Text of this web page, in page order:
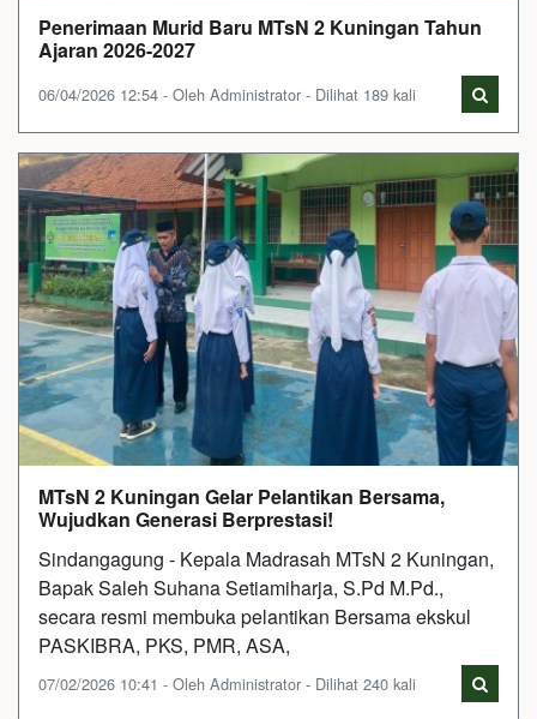
Penerimaan Murid Baru MTsN 2 Kuningan Tahun
Ajaran 2026-2027
06/04/2026 12:54 - Oleh Administrator - Dilihat 189 kali
MTsN 2 Kuningan Gelar Pelantikan Bersama,
Wujudkan Generasi Berprestasi!
Sindangagung - Kepala Madrasah MTsN 2 Kuningan,
Bapak Saleh Suhana Setiamiharja, S.Pd M.Pd.,
secara resmi membuka pelantikan Bersama ekskul
PASKIBRA, PKS, PMR, ASA,
07/02/2026 10:41 - Oleh Administrator - Dilihat 240 kali